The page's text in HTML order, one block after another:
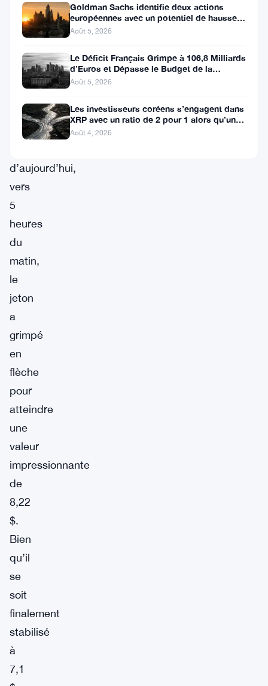
protocole
graphe
social
Aux
premières
d’aujourd’hui,
vers
5
heures
du
matin,
le
jeton
a
grimpé
en
flèche
pour
atteindre
une
valeur
impressionnante
de
8,22
$.
Bien
qu’il
se
soit
finalement
stabilisé
à
7,1
Goldman Sachs identifie deux actions
européennes avec un potentiel de hausse
de plus de 100 %
Août 5, 2026
Le Déficit Français Grimpe à 106,8 Milliards
d’Euros et Dépasse le Budget de la
Défense
Août 5, 2026
Les investisseurs coréens s’engagent dans
XRP avec un ratio de 2 pour 1 alors qu’un
canal de 80 jours se
Août 4, 2026